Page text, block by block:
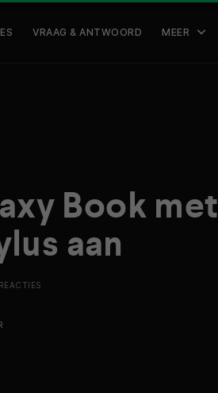
VRAAG & ANTWOORD MEER
Book met
aan